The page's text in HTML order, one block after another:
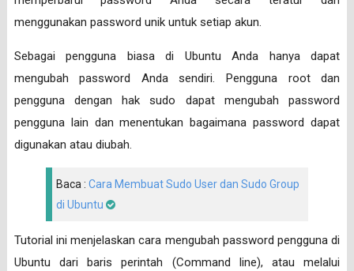
menggunakan password unik untuk setiap akun.
Sebagai pengguna biasa di Ubuntu Anda hanya dapat
mengubah password Anda sendiri. Pengguna root dan
pengguna dengan hak sudo dapat mengubah password
pengguna lain dan menentukan bagaimana password dapat
digunakan atau diubah.
Baca : Cara Membuat Sudo User dan Sudo Group
di Ubuntu
Tutorial ini menjelaskan cara mengubah password pengguna di
Ubuntu dari baris perintah (Command line), atau melalui